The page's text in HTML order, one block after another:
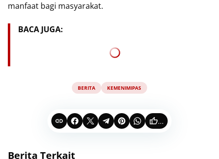
manfaat bagi masyarakat.
BACA JUGA:
BERITA KEMENIMIPAS
...
Berita Terkait